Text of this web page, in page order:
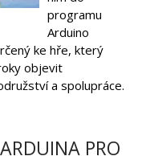
programu
Arduino
ke hře, který
objevit
a spolupráce.
PRO